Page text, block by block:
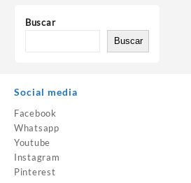
Buscar
Buscar
Social media
Facebook
Whatsapp
Youtube
Instagram
Pinterest